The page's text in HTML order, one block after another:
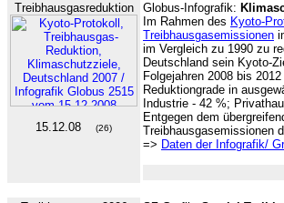
Treibhausgasreduktion
15.12.08 (26)
Globus-Infografik:
Im Rahmen des Kyoto-
Treibhausgasemissionen
im Vergleich zu 1990 zu
Deutschland sein Kyoto-
Folgejahren 2008 bis
Reduktiongrade in
Industrie - 42 %;
Entgegen dem
Treibhausgasemissionen
=> Daten der Infografik/